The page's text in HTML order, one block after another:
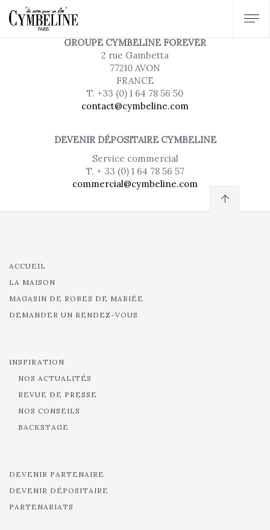
GROUPE CYMBELINE FOREVER
2 rue Gambetta
77210 AVON
FRANCE
T. +33 (0) 1 64 78 56 50
contact@cymbeline.com
DEVENIR DÉPOSITAIRE CYMBELINE
Service commercial
T. + 33 (0) 1 64 78 56 57
commercial@cymbeline.com
ACCUEIL
LA MAISON
MAGASIN DE ROBES DE MARIÉE
DEMANDER UN RENDEZ-VOUS
INSPIRATION
NOS ACTUALITÉS
REVUE DE PRESSE
NOS CONSEILS
BACKSTAGE
DEVENIR PARTENAIRE
DEVENIR DÉPOSITAIRE
PARTENARIATS